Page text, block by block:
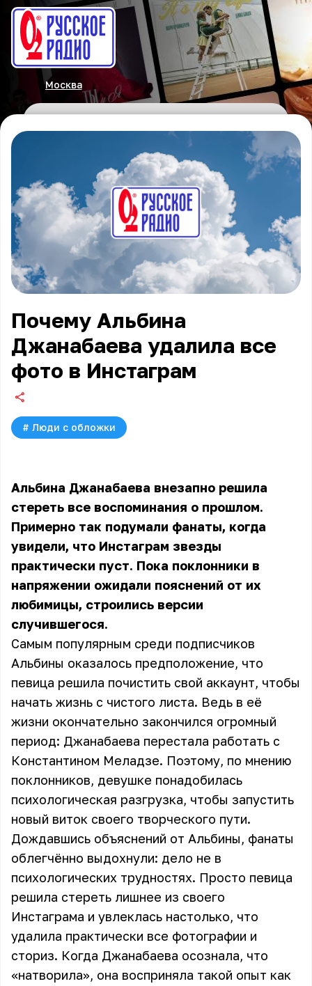
Москва
Почему Альбина
Джанабаева удалила все
фото в Инстаграм
# Люди с обложки
Альбина Джанабаева внезапно решила
стереть все воспоминания о прошлом.
Примерно так подумали фанаты, когда
увидели, что Инстаграм звезды
практически пуст. Пока поклонники в
напряжении ожидали пояснений от их
любимицы, строились версии
случившегося.
Самым популярным среди подписчиков
Альбины оказалось предположение, что
певица решила почистить свой аккаунт, чтобы
начать жизнь с чистого листа. Ведь в её
жизни окончательно закончился огромный
период: Джанабаева перестала работать с
Константином Меладзе. Поэтому, по мнению
поклонников, девушке понадобилась
психологическая разгрузка, чтобы запустить
новый виток своего творческого пути.
Дождавшись объяснений от Альбины, фанаты
облегчённо выдохнули: дело не в
психологических трудностях. Просто певица
решила стереть лишнее из своего
Инстаграма и увлеклась настолько, что
удалила практически все фотографии и
сториз. Когда Джанабаева осознала, что
«натворила», она восприняла такой опыт как